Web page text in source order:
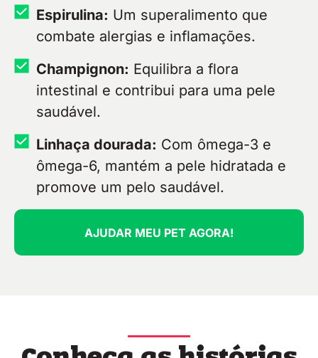
Espirulina: Um superalimento que
combate alergias e inflamações.
Champignon: Equilibra a flora
intestinal e contribui para uma pele
saudável.
Linhaça dourada: Com ômega-3 e
ômega-6, mantém a pele hidratada e
promove um pelo saudável.
AJUDAR MEU PET AGORA!